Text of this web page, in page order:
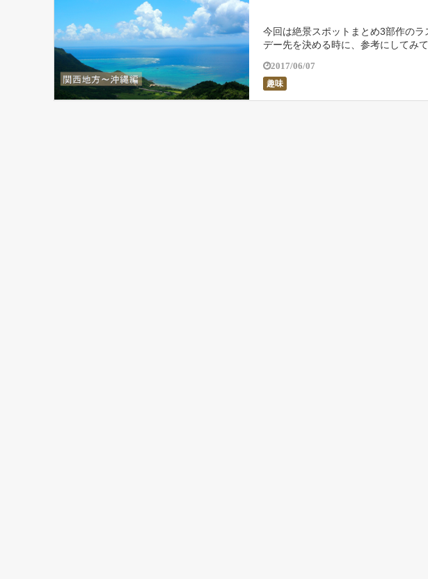
今回は絶景スポットまとめ3部作の
デー先を決める時に、参考にしてみ
2017/06/07
趣味